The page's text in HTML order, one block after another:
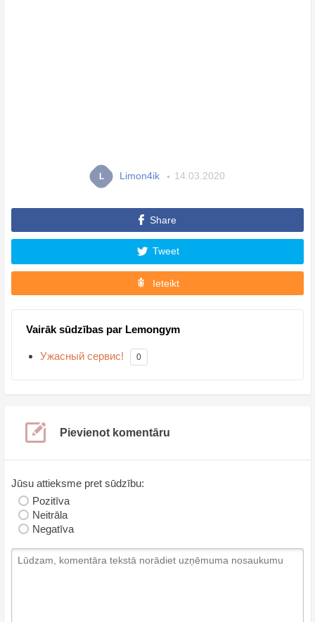
L Limon4ik 14.03.2020
Share
Tweet
Ieteikt
Vairāk sūdzības par Lemongym
Ужасный сервис! 0
Pievienot komentāru
Jūsu attieksme pret sūdzību:
Pozitīva
Neitrāla
Negatīva